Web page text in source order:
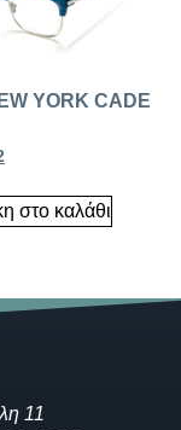
YORK CADE
στο καλάθι
11